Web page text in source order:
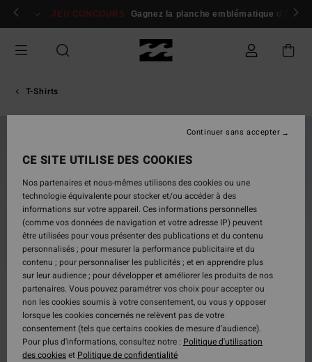
Passer
Se connecter / s'inscrire
JEU CONCOURS Gagnez la planche emblématique d'Andy
T-Shirts
CE SITE UTILISE DES COOKIES
Nos partenaires et nous-mêmes utilisons des cookies ou une
technologie équivalente pour stocker et/ou accéder à des
informations sur votre appareil. Ces informations personnelles
(comme vos données de navigation et votre adresse IP) peuvent
être utilisées pour vous présenter des publications et du contenu
personnalisés ; pour mesurer la performance publicitaire et du
contenu ; pour personnaliser les publicités ; et en apprendre plus
sur leur audience ; pour développer et améliorer les produits de nos
partenaires. Vous pouvez paramétrer vos choix pour accepter ou
non les cookies soumis à votre consentement, ou vous y opposer
lorsque les cookies concernés ne relèvent pas de votre
consentement (tels que certains cookies de mesure d’audience).
Pour plus d'informations, consultez notre : Politique d'utilisation
des cookieset Politique de confidentialité
Continuer sans accepter